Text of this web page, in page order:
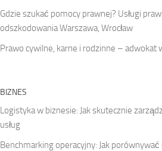
Gdzie szukać pomocy prawnej? Usługi
odszkodowania Warszawa, Wrocław
Prawo cywilne, karne i rodzinne – adwokat
BIZNES
Logistyka w biznesie: Jak skutecznie
usług
Benchmarking operacyjny: Jak